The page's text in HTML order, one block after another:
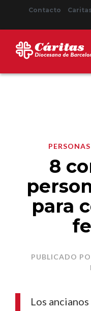
Contacto
8
para
PUBLICADO
Los